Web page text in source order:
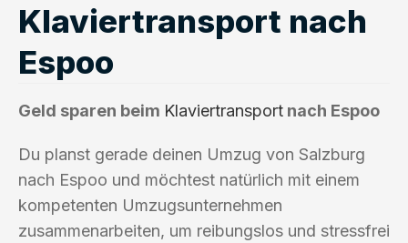
Klaviertransport nach
Espoo
Geld sparen beim Klaviertransport nach Espoo
Du planst gerade deinen Umzug von Salzburg
nach Espoo und möchtest natürlich mit einem
kompetenten Umzugsunternehmen
zusammenarbeiten, um reibungslos und stressfrei